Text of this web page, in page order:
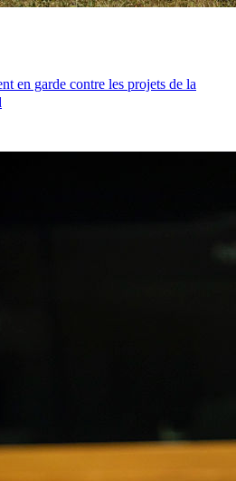
en garde contre les projets de la